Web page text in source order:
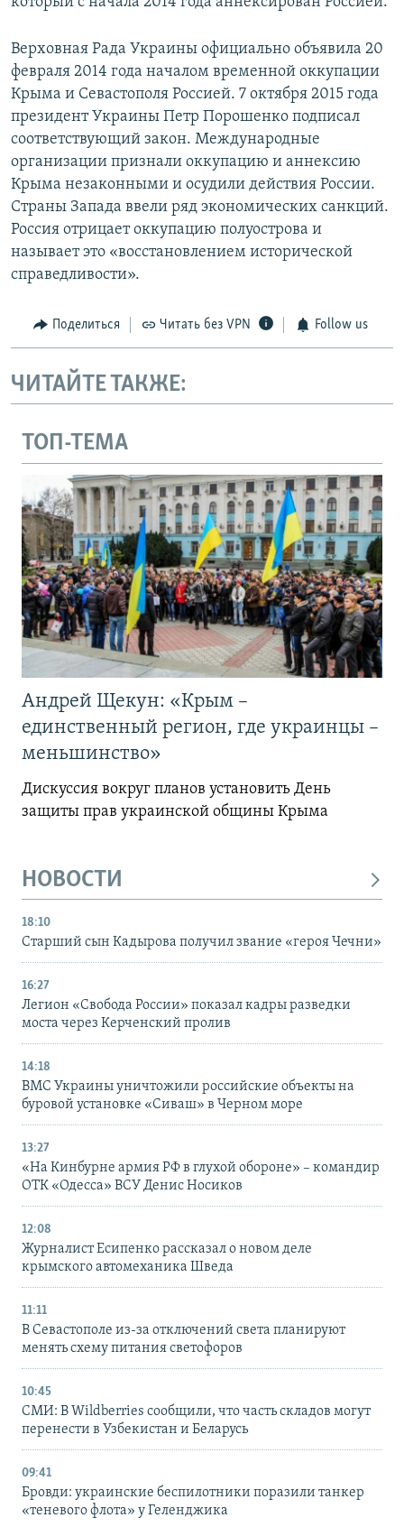
Верховная Рада Украины официально объявила 20
февраля 2014 года началом временной оккупации
Крыма и Севастополя Россией. 7 октября 2015 года
президент Украины Петр Порошенко подписал
соответствующий закон. Международные
организации признали оккупацию и аннексию
Крыма незаконными и осудили действия России.
Страны Запада ввели ряд экономических санкций.
Россия отрицает оккупацию полуострова и
называет это «восстановлением исторической
справедливости».
Поделиться Читать без VPN Follow us
ЧИТАЙТЕ ТАКЖЕ:
ТОП-ТЕМА
Андрей Щекун: «Крым –
единственный регион, где украинцы –
меньшинство»
Дискуссия вокруг планов установить День
защиты прав украинской общины Крыма
НОВОСТИ
18:10
Старший сын Кадырова получил звание «героя Чечни»
16:27
Легион «Свобода России» показал кадры разведки
моста через Керченский пролив
14:18
ВМС Украины уничтожили российские объекты на
буровой установке «Сиваш» в Черном море
13:27
«На Кинбурне армия РФ в глухой обороне» – командир
ОТК «Одесса» ВСУ Денис Носиков
12:08
Журналист Есипенко рассказал о новом деле
крымского автомеханика Шведа
11:11
В Севастополе из-за отключений света планируют
менять схему питания светофоров
10:45
СМИ: В Wildberries сообщили, что часть складов могут
перенести в Узбекистан и Беларусь
09:41
Бровди: украинские беспилотники поразили танкер
«теневого флота» у Геленджика